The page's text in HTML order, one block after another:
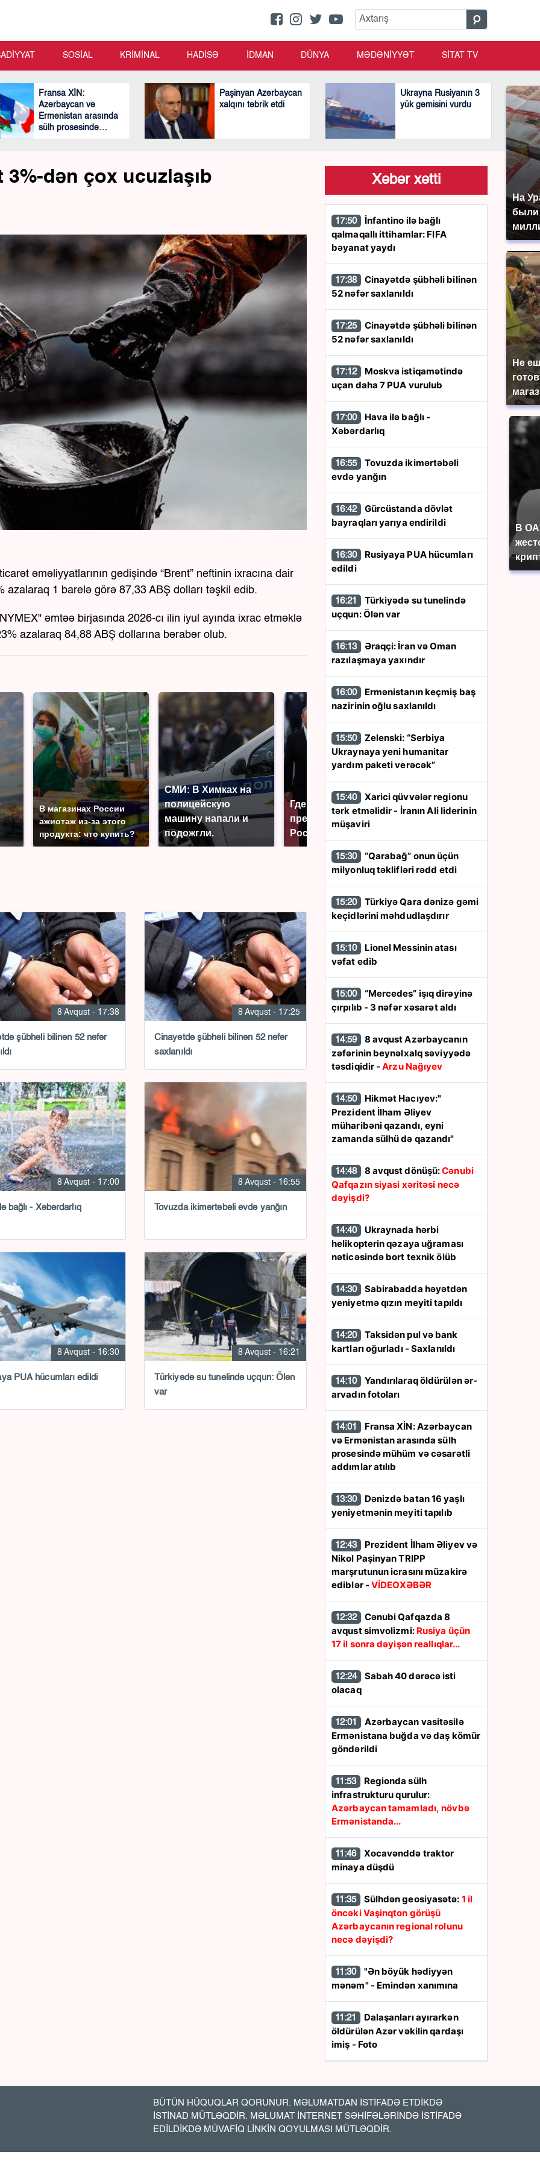
На
были
Не
В
SOSİAL KRİMİNAL HADİSƏ İDMAN DÜNYA MƏDƏNİYYƏT SİTAT TV
Fransa XİN:
Azərbaycan və
Ermənistan arasında
sülh prosesində
mühüm və cəsarətli
Paşinyan Azərbaycan
xalqını təbrik etdi
Ukrayna Rusiyanın 3
yük gəmisini vurdu
3%-dən çox ucuzlaşıb
əməliyyatlarının gedişində “Brent” neftinin ixracına dair
azalaraq 1 barelə görə 87,33 ABŞ dolları təşkil edib.
əmtəə birjasında 2026-cı ilin iyul ayında ixrac etməklə
azalaraq 84,88 ABŞ dollarına bərabər olub.
В магазинах России
ажиотаж из-за этого
продукта: что купить?
СМИ: В Химках на
полицейскую
машину напали и
подожгли.
Где будет встреча
президентов США и
России: Европа?
Такую зиму в России
8 Avqust - 17:38
şübhəli bilinən 52 nəfər
8 Avqust - 17:25
Cinayətdə şübhəli bilinən 52 nəfər
saxlanıldı
8 Avqust - 17:00
bağlı - Xəbərdarlıq
8 Avqust - 16:55
Tovuzda ikimərtəbəli evdə yanğın
8 Avqust - 16:30
PUA hücumları edildi
8 Avqust - 16:21
Türkiyədə su tunelində uçqun: Ölən
var
Xəbər xətti
17:50
qalmaqallı ittihamlar: FIFA
bəyanat yaydı
17:38
52 nəfər saxlanıldı
17:25
52 nəfər saxlanıldı
17:12
uçan daha 7 PUA vurulub
17:00
Xəbərdarlıq
16:55
evdə yanğın
16:42
bayraqları yarıya endirildi
16:30
edildi
16:21
uçqun: Ölən var
16:13
razılaşmaya yaxındır
16:00
nazirinin oğlu saxlanıldı
15:50
Ukraynaya yeni humanitar
yardım paketi verəcək”
15:40
tərk etməlidir - İranın Ali liderinin
müşaviri
15:30
milyonluq təklifləri rədd etdi
15:20
keçidlərini məhdudlaşdırır
15:10
vəfat edib
15:00
çırpılıb - 3 nəfər xəsarət aldı
14:59
zəfərinin beynəlxalq səviyyədə
təsdiqidir -Arzu Nağıyev
14:50
Prezident İlham Əliyev
müharibəni qazandı, eyni
zamanda sülhü də qazandı"
14:48 8 avqust dönüşü:Cənubi
Qafqazın siyasi xəritəsi necə
dəyişdi?
14:40
helikopterin qəzaya uğraması
nəticəsində bort texnik ölüb
14:30
yeniyetmə qızın meyiti tapıldı
14:20
kartları oğurladı - Saxlanıldı
14:10
arvadın fotoları
14:01
və Ermənistan arasında sülh
prosesində mühüm və cəsarətli
addımlar atılıb
13:30
yeniyetmənin meyiti tapılıb
12:43
Nikol Paşinyan TRIPP
marşrutunun icrasını müzakirə
ediblər - VİDEOXƏBƏR
12:32
avqust simvolizmi: Rusiya üçün
17 il sonra dəyişən reallıqlar...
12:24
olacaq
12:01
Ermənistana buğda və daş kömür
göndərildi
11:53
infrastrukturu qurulur:
Azərbaycan tamamladı, növbə
Ermənistanda...
11:46
minaya düşdü
11:35 Sülhdən geosiyasətə: 1 il
öncəki Vaşinqton görüşü
Azərbaycanın regional rolunu
necə dəyişdi?
11:30
mənəm" - Emindən xanımına
11:21
öldürülən Azər vəkilin qardaşı
imiş - Foto
ABŞ -Azərbaycan iqtisadi
əlaqələrində yeni mərhələ:7,5
milyard dollarlıq sazişlər nə vəd
edir?
BÜTÜN HÜQUQLAR QORUNUR. MƏLUMATDAN İSTİFADƏ ETDİKDƏ
İSTİNAD MÜTLƏQDİR. MƏLUMAT İNTERNET SƏHİFƏLƏRİNDƏ İSTİFADƏ
EDİLDİKDƏ MÜVAFİQ LİNKİN QOYULMASI MÜTLƏQDİR.